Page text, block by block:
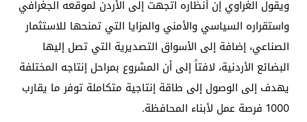
ويقول الغراوي إن أنظاره اتجهت إلى الأردن لموقعه الجغرافي
واستقراره السياسي والأمني ​​والمزايا التي تمنحها للاستثمار
الصناعي، إضافة إلى الأسواق التصديرية التي تصل إليها
البضائع الأردنية، لافتاً إلى أن المشروع بمراحل إنتاجه المختلفة
يهدف إلى الوصول إلى طاقة إنتاجية متكاملة توفر ما يقارب
1000 فرصة عمل لأبناء المحافظة.